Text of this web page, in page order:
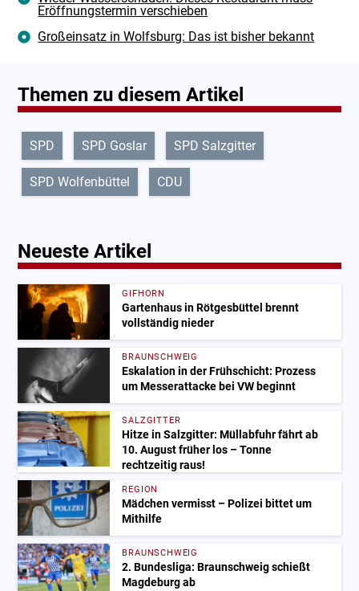
Eröffnungstermin verschieben
Großeinsatz in Wolfsburg: Das ist bisher bekannt
Themen zu diesem Artikel
SPD SPD Goslar SPD Salzgitter
SPD Wolfenbüttel CDU
Neueste Artikel
GIFHORN
Gartenhaus in Rötgesbüttel brennt
vollständig nieder
BRAUNSCHWEIG
Eskalation in der Frühschicht: Prozess
um Messerattacke bei VW beginnt
SALZGITTER
Hitze in Salzgitter: Müllabfuhr fährt ab
10. August früher los – Tonne
rechtzeitig raus!
REGION
Mädchen vermisst – Polizei bittet um
Mithilfe
BRAUNSCHWEIG
2. Bundesliga: Braunschweig schießt
Magdeburg ab